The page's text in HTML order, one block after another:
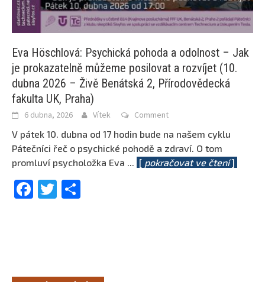
Eva Höschlová: Psychická pohoda a odolnost – Jak
je prokazatelně můžeme posilovat a rozvíjet (10.
dubna 2026 – Živě Benátská 2, Přírodovědecká
fakulta UK, Praha)
6 dubna, 2026 Vítek Comment
V pátek 10. dubna od 17 hodin bude na našem cyklu
Pátečníci řeč o psychické pohodě a zdraví. O tom
promluví psycholožka Eva ... [ pokračovat ve čtení]
Facebook
Twitter